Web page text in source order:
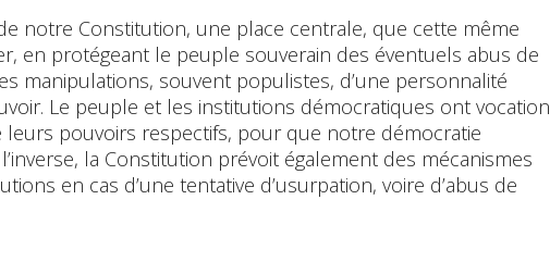
notre Constitution, une place centrale, que cette même
en protégeant le peuple souverain des éventuels abus de
manipulations, souvent populistes, d’une personnalité
Le peuple et les institutions démocratiques ont vocation
leurs pouvoirs respectifs, pour que notre démocratie
la Constitution prévoit également des mécanismes
en cas d’une tentative d’usurpation, voire d’abus de